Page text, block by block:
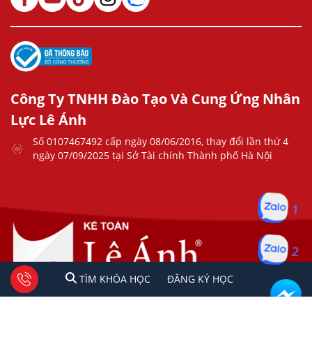
Công Ty TNHH Đào Tạo Và Cung Ứng Nhân
Lực Lê Ánh
Số 0107467492 cấp ngày 08/06/2016, thay đổi lần thứ 4
ngày 07/09/2025 tại Sở Tài chính Thành phố Hà Nội
Copyright © 2023 Kế Toán Lê Ánh. All rights reserved
TÌM KHÓA HỌC ĐĂNG KÍ HỌC
1 2 Tư vấn facebook
TÌM KHÓA HỌC ĐĂNG KÝ HỌC
1
2